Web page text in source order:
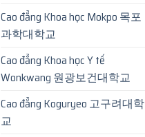
Cao đẳng Khoa học Mokpo 목포
과학대학교
Cao đẳng Khoa học Y tế
Wonkwang 원광보건대학교
Cao đẳng Koguryeo 고구려대학
교